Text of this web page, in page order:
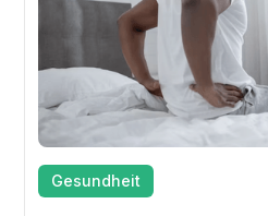
Gesundheit